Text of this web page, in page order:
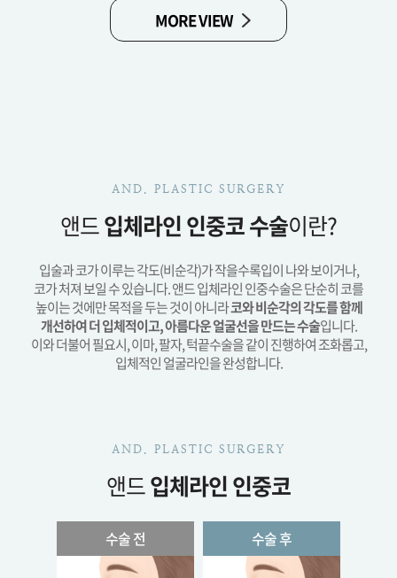
MORE VIEW
AND. PLASTIC SURGERY
앤드입체라인 인중코 수술이란?
입술과 코가 이루는 각도(비순각)가 작을수록입이 나와 보이거나,
코가 처져 보일 수 있습니다.앤드 입체라인 인중수술은 단순히 코를
높이는 것에만 목적을 두는 것이 아니라코와 비순각의 각도를 함께
개선하여 더 입체적이고, 아름다운 얼굴선을 만드는 수술입니다.
이와 더불어 필요시, 이마, 팔자, 턱끝수술을 같이 진행하여 조화롭고,
입체적인 얼굴라인을 완성합니다.
AND. PLASTIC SURGERY
앤드입체라인 인중코
수술 전 수술 후